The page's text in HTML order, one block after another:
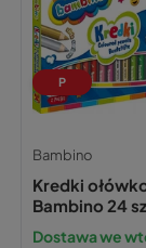
P
Bambino
Kredki
Bambino 24
Dostawa we